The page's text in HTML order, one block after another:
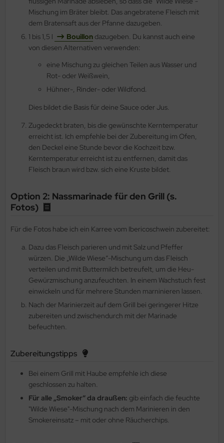
Mischung im Bräter bleibt. Das angebratene Fleisch mit
dem Bratensaft aus der Pfanne dazugeben.
1 bis 1,5 l
Bouillon dazugeben. Du kannst auch eine
von diesen Alternativen verwenden:
eine Mischung zu gleichen Teilen aus Wasser und
Rot- oder Weißwein,
Hühner-, Rinder- oder Wildfond.
Dies bildet die Basis für deine Sauce oder Jus.
Zugedeckt braten, bis die gewünschte Kerntemperatur
erreicht ist. Ich empfehle bei der Zubereitung im Ofen,
den Deckel eine Stunde bevor die Kochzeit bzw.
Kerntemperatur erreicht ist zu entfernen, damit das
Fleisch braun wird bzw. sich eine Kruste bildet.
Option 2: Nassmarinade für den Grill (s.
Fotos)
Für die Fotos habe ich ein Karree vom Ibericoschwein zubereitet:
Dazu das Fleisch parieren und mit Salz und Pfeffer
würzen. Die „Wilde Wiese“-Mischung um das Fleisch
verteilen und mit Buttermilch betreufelt, um die Heu-
Gewürzmischung anzufeuchten. In einem Wachstuch fest
einwickeln und für mehrere Stunden marninieren lassen.
Nach der Marinierzeit auf dem Grill bei geringerer Hitze
zubereiten und zwischendurch mit der Marinade
befeuchten.
Zubereitungstipps
Bei einem Grill mit Haube empfehle ich diese
geschlossen zu halten.
Für alle „Smoker“ da draußen: gib einfach die feuchte
"Wilde Wiese"-Mischung nach dem Marinieren in den
Smokereinsatz – mit oder ohne Räucherchips.